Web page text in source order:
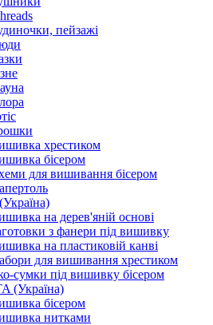
пейзажі
хрестиком
бісером
для вишивання бісером
на дерев'яній основі
з фанери під вишивку
на пластиковій канві
для вишивання хрестиком
сумки під вишивку бісером
(Україна)
бісером
нитками